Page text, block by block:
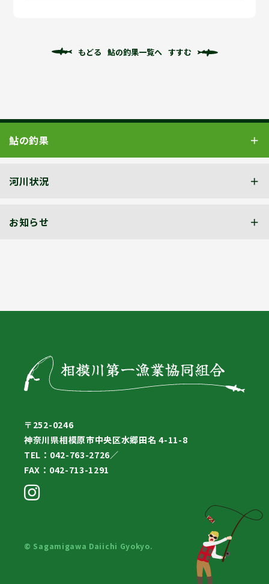
もどる 鮎の釣果一覧へ すすむ
鮎の釣果
河川状況
お知らせ
〒252-0246
神奈川県相模原市中央区水郷田名 4-11-8
TEL：042-763-2726／
FAX：042-713-1291
© Sagamigawa Daiichi Gyokyo.